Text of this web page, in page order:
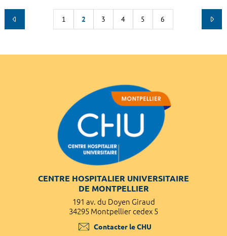
1 2 3 4 5 6
CENTRE HOSPITALIER UNIVERSITAIRE
DE MONTPELLIER
191 av. du Doyen Giraud
34295 Montpellier cedex 5
Contacter le CHU